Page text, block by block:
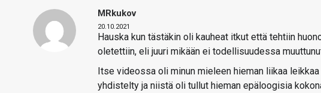
MRkukov
20.10.2021
Hauska kun tästäkin oli kauheat itkut että tehtiin
oletettiin, eli juuri mikään ei todellisuudessa
Itse videossa oli minun mieleen hieman liikaa
yhdistelty ja niistä oli tullut hieman epäloogisia